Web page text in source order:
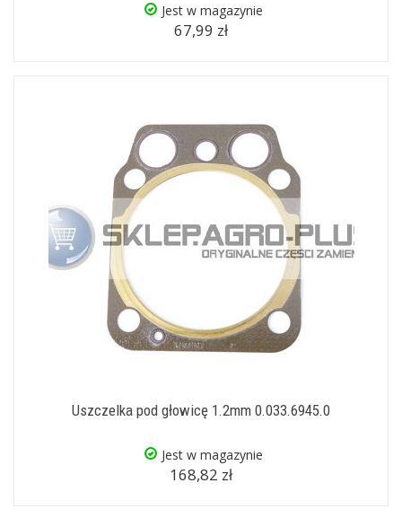
Jest w magazynie
67,99 zł
Uszczelka pod głowicę 1.2mm 0.033.6945.0
Jest w magazynie
168,82 zł